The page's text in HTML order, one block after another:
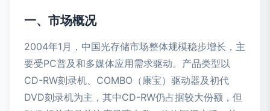
一、市场概况
2004年1月，中国光存储市场整体规模稳步增长，主
要受PC普及和多媒体应用需求驱动。产品类型以
CD-RW刻录机、COMBO（康宝）驱动器及初代
DVD刻录机为主，其中CD-RW仍占据较大份额，但